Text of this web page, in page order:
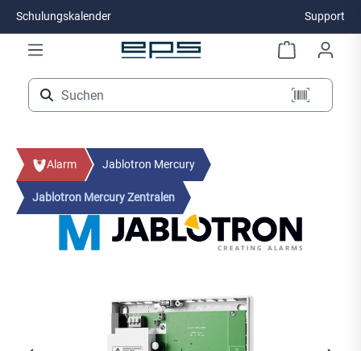
Zum Hauptinhalt springen
Schulungskalender Support
Alarm Jablotron Mercury
Jablotron Mercury Zentralen